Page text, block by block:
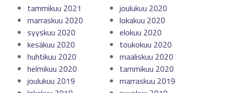
tammikuu 2021
joulukuu 2020
marraskuu 2020
lokakuu 2020
syyskuu 2020
elokuu 2020
kesäkuu 2020
toukokuu 2020
huhtikuu 2020
maaliskuu 2020
helmikuu 2020
tammikuu 2020
joulukuu 2019
marraskuu 2019